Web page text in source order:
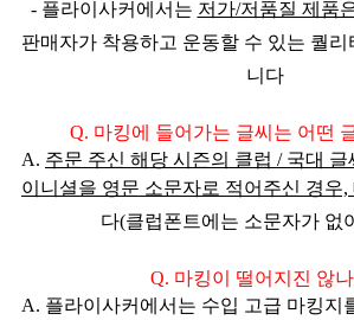
- 플라이사커에서는 저가/저품질 제품
판매자가 착용하고 운동할 수 있는 퀄리
니다
Q. 마킹에 들어가는 글씨는 어떤
A. 주문 주신 해당 시즌의 클럽 / 국대 글
이니셜을 영문 소문자로 적어주신 경우,
다(클럽폰트에는 소문자가 없
Q. 마킹이 떨어지진 않
A. 플라이사커에서는 수입 고급 마킹지